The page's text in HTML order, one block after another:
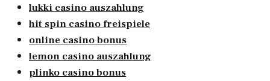
lukki casino auszahlung
hit spin casino freispiele
online casino bonus
lemon casino auszahlung
plinko casino bonus